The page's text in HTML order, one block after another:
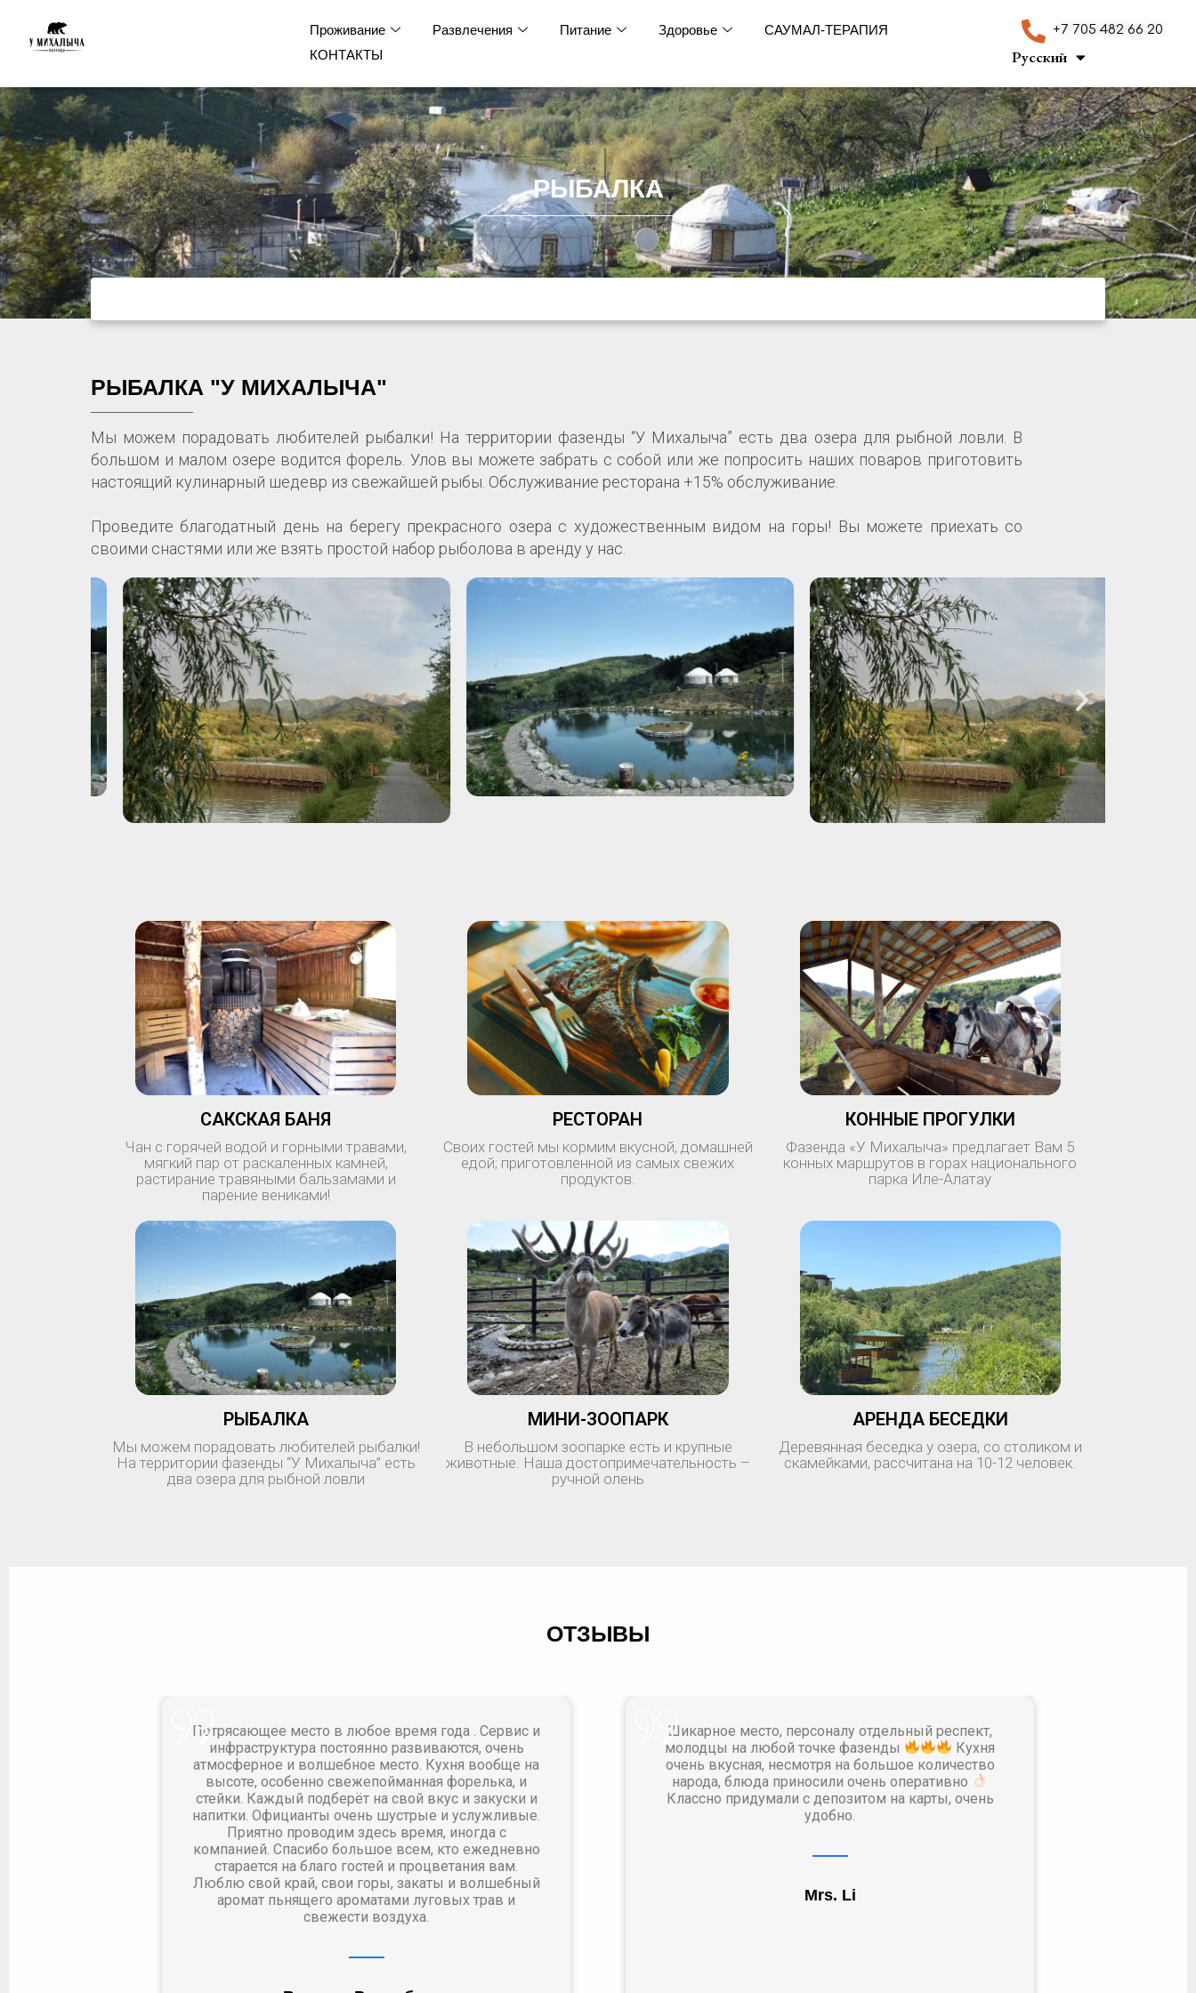
Перейти
содержимому
Проживание Развлечения Питание Здоровье
САУМАЛ-ТЕРАПИЯ
КОНТАКТЫ
+7 705 482 66 20
Русский
Қазақ тілі
English
РЫБАЛКА
РЫБАЛКА "У МИХАЛЫЧА"
Мы можем порадовать любителей рыбалки! На территории фазенды “У Михалыча” есть два озера для рыбной ловли. В
большом и малом озере водится форель. Улов вы можете забрать с собой или же попросить наших поваров приготовить
настоящий кулинарный шедевр из свежайшей рыбы. Обслуживание ресторана +15% обслуживание.
Проведите благодатный день на берегу прекрасного озера с художественным видом на горы! Вы можете приехать со
своими снастями или же взять простой набор рыболова в аренду у нас.
САКСКАЯ БАНЯ
Чан с горячей водой и горными травами,
мягкий пар от раскаленных камней,
растирание травяными бальзамами и
парение вениками!
РЕСТОРАН
Своих гостей мы кормим вкусной, домашней
едой; приготовленной из самых свежих
продуктов.
КОННЫЕ ПРОГУЛКИ
Фазенда «У Михалыча» предлагает Вам 5
конных маршрутов в горах национального
парка Иле-Алатау
РЫБАЛКА
Мы можем порадовать любителей рыбалки!
На территории фазенды “У Михалыча” есть
два озера для рыбной ловли
МИНИ-ЗООПАРК
В небольшом зоопарке есть и крупные
животные. Наша достопримечательность –
ручной олень
АРЕНДА БЕСЕДКИ
Деревянная беседка у озера, со столиком и
скамейками, рассчитана на 10-12 человек.
ОТЗЫВЫ
Потрясающее место в любое время года . Сервис и
инфраструктура постоянно развиваются, очень
атмосферное и волшебное место. Кухня вообще на
высоте, особенно свежепойманная форелька, и
стейки. Каждый подберёт на свой вкус и закуски и
напитки. Официанты очень шустрые и услужливые.
Приятно проводим здесь время, иногда с
компанией. Спасибо большое всем, кто ежедневно
старается на благо гостей и процветания вам.
Люблю свой край, свои горы, закаты и волшебный
аромат пьнящего ароматами луговых трав и
свежести воздуха.
Шикарное место, персоналу отдельный респект,
молодцы на любой точке фазенды
Кухня
очень вкусная, несмотря на большое количество
народа, блюда приносили очень оперативно
Классно придумали с депозитом на карты, очень
удобно.
Mrs. Li